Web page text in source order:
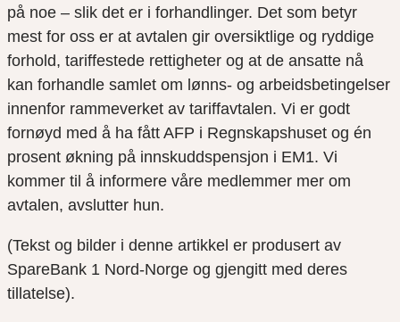
på noe – slik det er i forhandlinger. Det som betyr
mest for oss er at avtalen gir oversiktlige og ryddige
forhold, tariffestede rettigheter og at de ansatte nå
kan forhandle samlet om lønns- og arbeidsbetingelser
innenfor rammeverket av tariffavtalen. Vi er godt
fornøyd med å ha fått AFP i Regnskapshuset og én
prosent økning på innskuddspensjon i EM1. Vi
kommer til å informere våre medlemmer mer om
avtalen, avslutter hun.
(Tekst og bilder i denne artikkel er produsert av
SpareBank 1 Nord-Norge og gjengitt med deres
tillatelse).